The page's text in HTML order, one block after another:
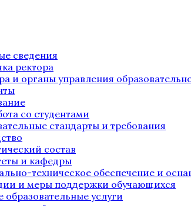
сведения
ректора
и органы управления
со студентами
стандарты и требования
состав
и кафедры
техническое обеспечение и
и меры поддержки обучающихся
образовательные услуги